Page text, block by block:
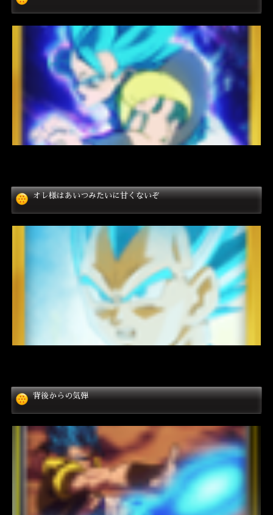
オレ様はあいつみたいに甘くないぞ
背後からの気弾